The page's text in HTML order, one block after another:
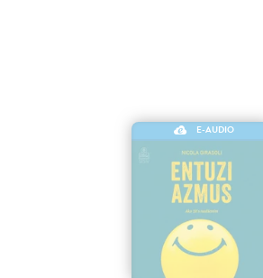
E-AUDIO